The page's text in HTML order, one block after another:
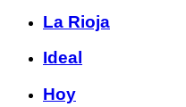
La Rioja
Ideal
Hoy